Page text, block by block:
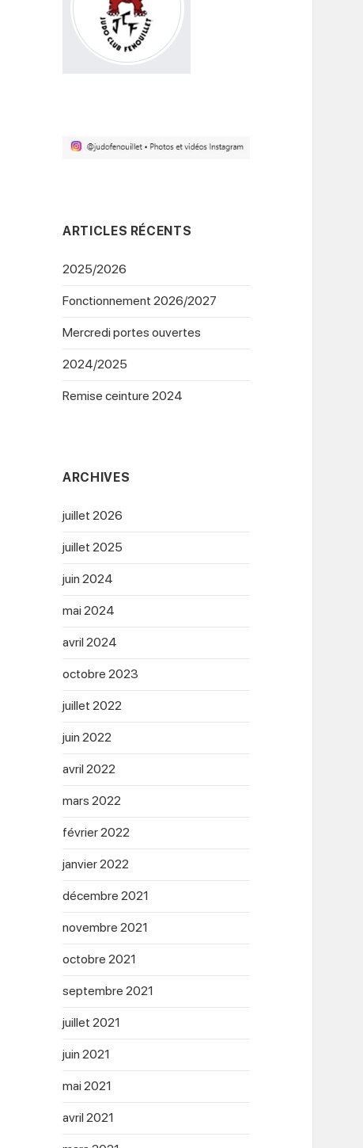
ARTICLES RÉCENTS
2025/2026
Fonctionnement 2026/2027
Mercredi portes ouvertes
2024/2025
Remise ceinture 2024
ARCHIVES
juillet 2026
juillet 2025
juin 2024
mai 2024
avril 2024
octobre 2023
juillet 2022
juin 2022
avril 2022
mars 2022
février 2022
janvier 2022
décembre 2021
novembre 2021
octobre 2021
septembre 2021
juillet 2021
juin 2021
mai 2021
avril 2021